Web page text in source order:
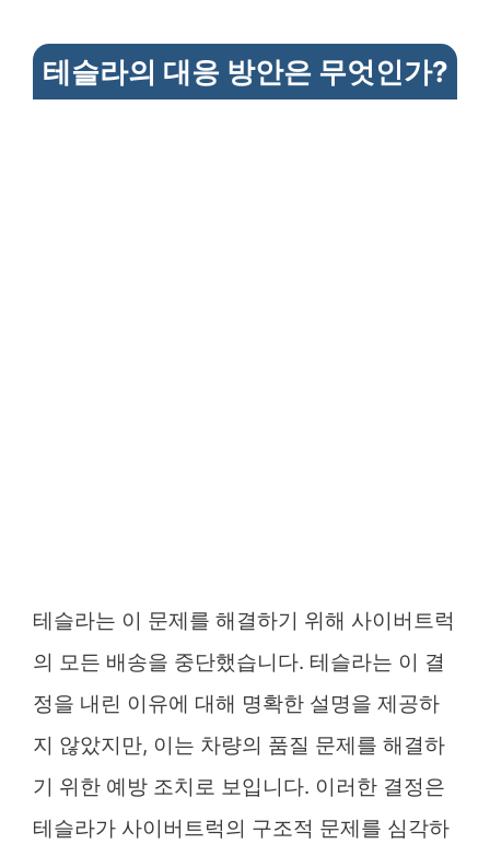
테슬라의 대응 방안은 무엇인가?
테슬라는 이 문제를 해결하기 위해 사이버트럭
의 모든 배송을 중단했습니다. 테슬라는 이 결
정을 내린 이유에 대해 명확한 설명을 제공하
지 않았지만, 이는 차량의 품질 문제를 해결하
기 위한 예방 조치로 보입니다. 이러한 결정은
테슬라가 사이버트럭의 구조적 문제를 심각하